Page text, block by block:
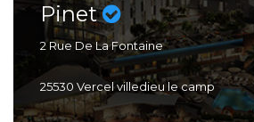
Pinet
2 Rue De La Fontaine
25530 Vercel villedieu le camp